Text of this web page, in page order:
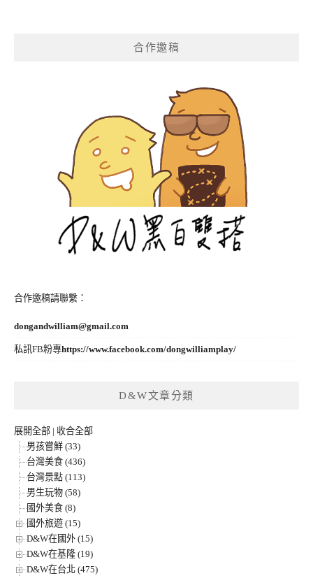
合作邀稿
合作邀稿請聯繫：
dongandwilliam@gmail.com
私訊FB粉專https://www.facebook.com/dongwilliamplay/
D&W文章分類
展開全部 | 收合全部
男孩嘗鮮 (33)
台灣美食 (436)
台灣景點 (113)
男生玩物 (58)
國外美食 (8)
國外旅遊 (15)
D&W在國外 (15)
D&W在基隆 (19)
D&W在台北 (475)